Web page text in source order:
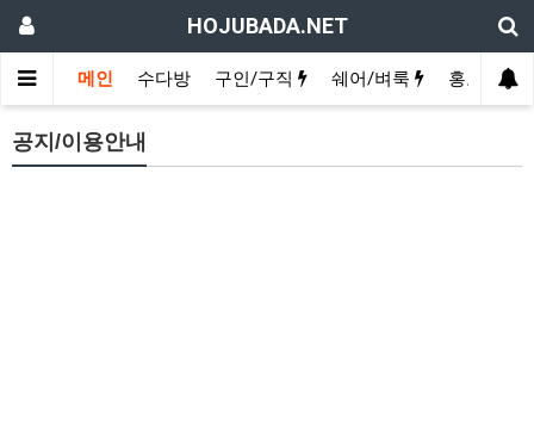
HOJUBADA.NET
메인 수다방 구인/구직 쉐어/벼룩 홍보방
공지/이용안내